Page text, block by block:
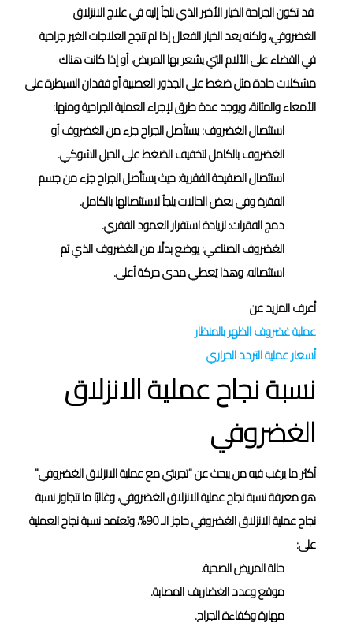
قد تكون الجراحة الخيار الأخير الذي نلجأ إليه في علاج الانزلاق
الغضروفي، ولكنه يعد الخيار الفعال إذا لم تنجح العلاجات الغير جراحية
في القضاء على الآلام التي يشعر بها المريض، أو إذا كانت هناك
مشكلات حادة مثل ضغط على الجذور العصبية أو فقدان السيطرة على
الأمعاء والمثانة، ويوجد عدة طرق لإجراء العملية الجراحية ومنها:
استئصال الغضروف: يستأصل الجراح جزء من الغضروف أو
الغضروف بالكامل لتخفيف الضغط على الحبل الشوكي.
استئصال الصفيحة الفقرية: حيث يستأصل الجراح جزء من جسم
الفقرة وفي بعض الحالات يلجأ لاستئصالها بالكامل.
دمج الفقرات: لزيادة استقرار العمود الفقري.
الغضروف الصناعي: يوضع بدلًا من الغضروف الذي تم
استئصاله، وهذا يُعطي مدى حركة أعلى.
أعرف المزيد عن
عملية غضروف الظهر بالمنظار
أسعار عملية التردد الحراري
نسبة نجاح عملية الانزلاق
الغضروفي
أكثر ما يرغب فيه من يبحث عن "تجربتي مع عملية الانزلاق الغضروفي"
هو معرفة نسبة نجاح عملية الانزلاق الغضروفي، وغالبًا ما تتجاوز نسبة
نجاح عملية الانزلاق الغضروفي حاجز الـ 90%، وتعتمد نسبة نجاح العملية
على:
حالة المريض الصحية.
موقع وعدد الغضاريف المصابة.
مهارة وكفاءة الجراح.